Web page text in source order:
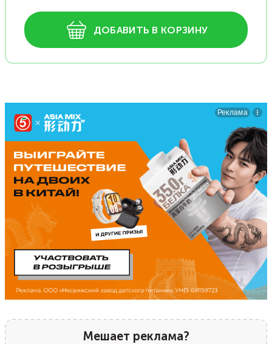
ДОБАВИТЬ В КОРЗИНУ
Мешает реклама?